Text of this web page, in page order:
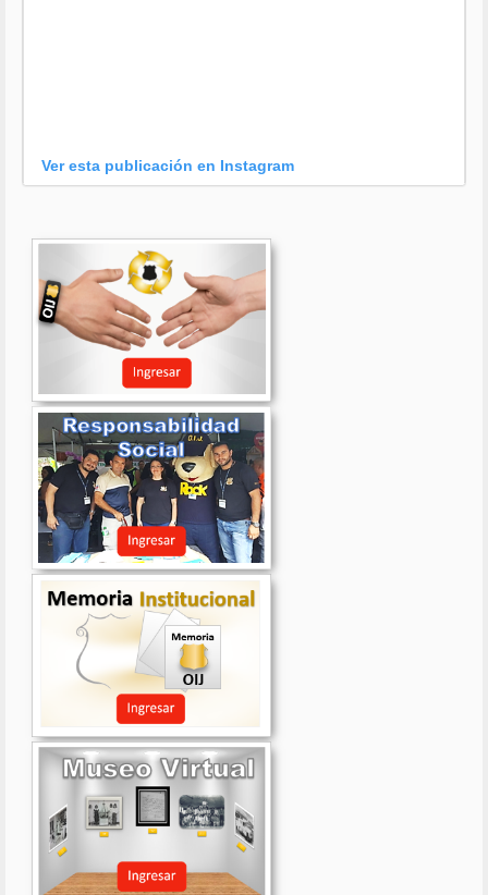
Ver esta publicación en Instagram